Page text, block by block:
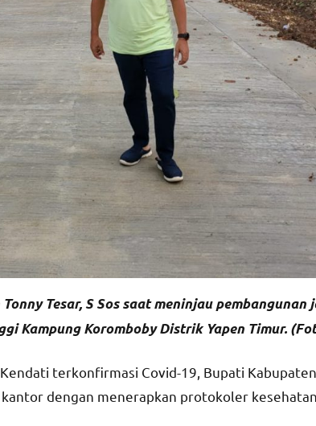
Tesar, S Sos saat meninjau
Kampung Koromboby Distrik Yapen Timur.
Kendati terkonfirmasi Covid-19, Bupati
dengan menerapkan protokoler